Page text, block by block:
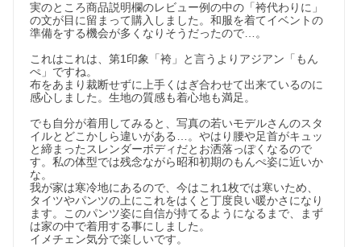
実のところ商品説明欄のレビュー例の中の「袴代わりに」
の文が目に留まって購入しました。和服を着てイベントの
準備をする機会が多くなりそうだったので…。
これはこれは、第1印象「袴」と言うよりアジアン「もん
ぺ」ですね。
布をあまり裁断せずに上手くはぎ合わせて出来ているのに
感心しました。生地の質感も着心地も満足。
でも自分が着用してみると、写真の若いモデルさんのスタ
イルとどこかしら違いがある…。やはり腰や足首がキュッ
と締まったスレンダーボディだとお洒落っぽくなるので
す。私の体型では残念ながら昭和初期のもんぺ姿に近いか
な。
我が家は寒冷地にあるので、今はこれ1枚では寒いため、
タイツやパンツの上にこれをはくと丁度良い暖かさになり
ます。このパンツ姿に自信が持てるようになるまで、まず
は家の中で着用する事にしました。
イメチェン気分で楽しいです。